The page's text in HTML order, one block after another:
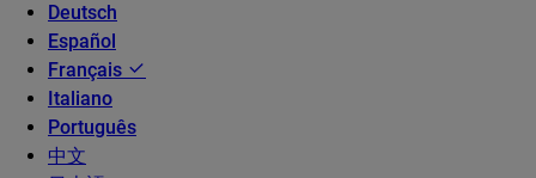
Deutsch
Español
Français
Italiano
Português
中文